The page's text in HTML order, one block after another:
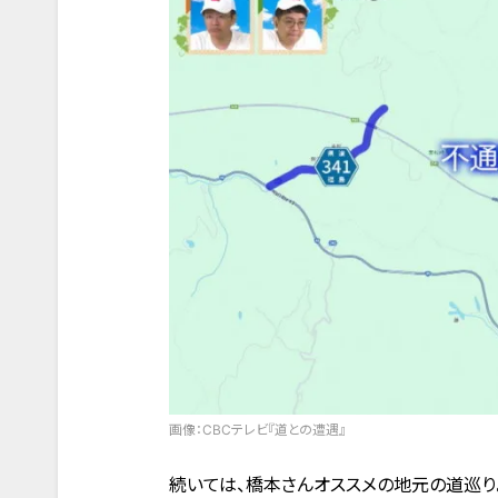
画像：CBCテレビ『道との遭遇』
続いては、橋本さんオススメの地元の道巡り